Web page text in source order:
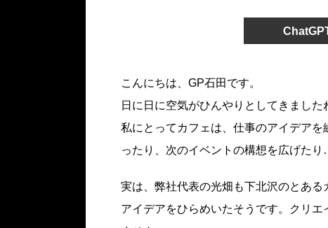
こんにちは、GP石田です。
日に日に空気がひんやりとしてきました
私にとってカフェは、仕事のアイデア
ったり、次のイベントの構想を広げた
実は、弊社代表の光畑も下北沢のとあ
アイデアをひらめいたそうです。クリ